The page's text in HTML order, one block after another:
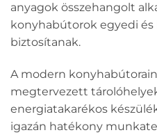
anyagok összehangolt
konyhabútorok egyedi
biztosítanak.
A modern
megtervezett
energiatakarékos
igazán hatékony